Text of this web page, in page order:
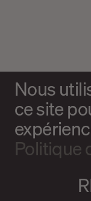
Nous
ce site
Politique